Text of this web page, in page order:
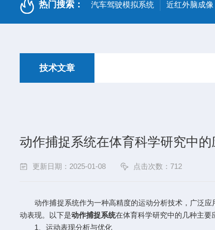
热门搜索： 汽车驾驶模拟系统 近红外脑成像
技术文章
动作捕捉系统在体育科学研究中的
更新日期：2025-01-08 点击次数：712
动作捕捉系统作为一种高精度的运动分析技术，广泛应
动表现。以下是动作捕捉系统在体育科学研究中的几种主要
1、运动表现分析与优化